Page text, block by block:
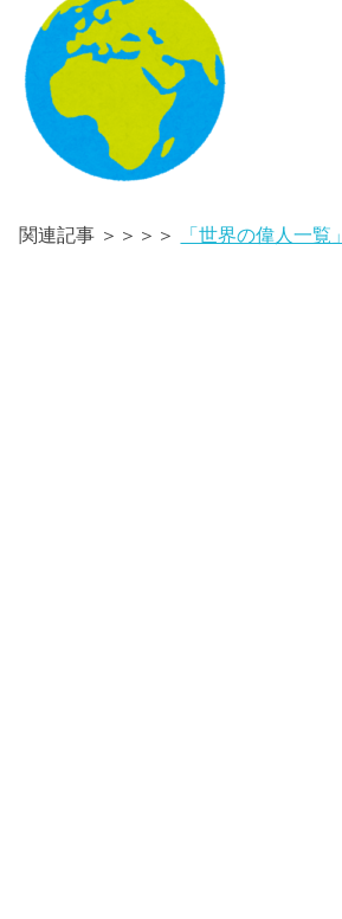
関連記事 ＞＞＞＞ 「世界の偉人一覧」